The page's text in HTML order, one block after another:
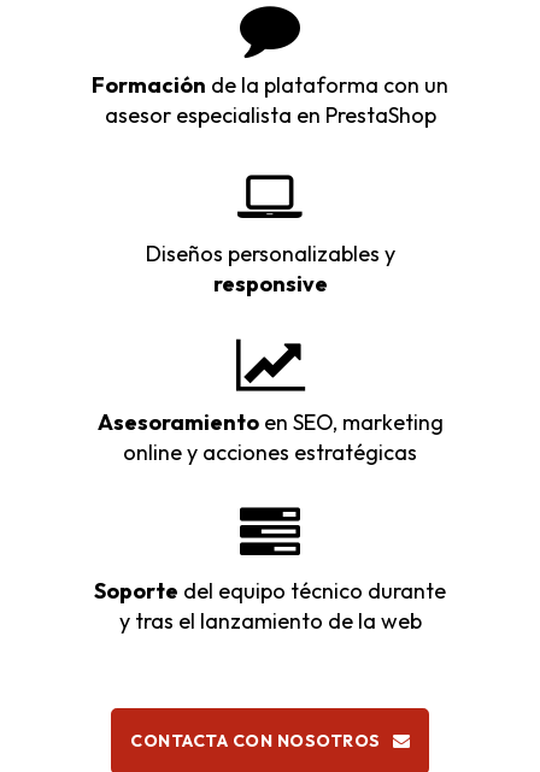
Formación de la plataforma con un
asesor especialista en PrestaShop
Diseños personalizables y
responsive
Asesoramientoen SEO, marketing
online y acciones estratégicas
Soporte del equipo técnico durante
y tras el lanzamiento de la web
CONTACTA CON NOSOTROS